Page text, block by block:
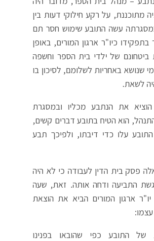
מתוכננת, על רקע חילוקי דעות בין
עשה התובע שימוש חסר תם
בתפקידו כיו"ר ארגון המורים, באופן
ביטחונם של ילדי בית הספר וחשפה
שנושא באחריות לשלומם, לסיכון בו
היה לשאת.
את הנתבע מכליו ובמסגרת
הוא הטיח בתובע דברים קשים,
עלו כדי דיבתו, ולפיכך תבע
פסק בית הדין לעבודה כי לא היה
התביעה ודחה אותה. זאת, שעה
ארגון המורים הביא את הוצאת
עצמו:
של התובע כפי שהובאו בפנינו